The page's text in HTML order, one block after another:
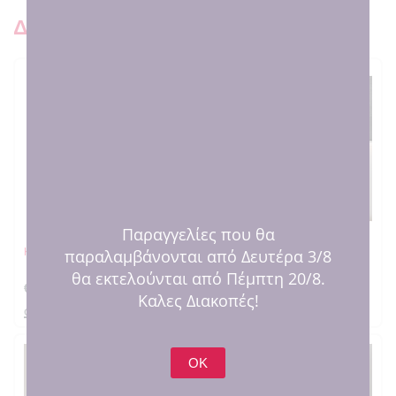
Δειτε και παρόμοια προιοντ
Κούπα Dad
€
στο καλαθι
Κούπα Αποφοίτηση
€12.00
στο καλαθι
Παραγγελίες που θα
παραλαμβάνονται από Δευτέρα 3/8
θα εκτελούνται από Πέμπτη 20/8.
Καλες Διακοπές!
OK